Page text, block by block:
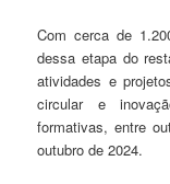
Com cerca de
dessa etapa do
atividades e
circular e
formativas, entre
outubro de 2024.